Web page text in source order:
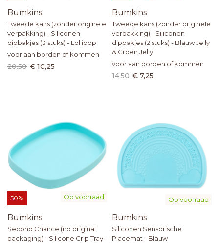
Bumkins
Tweede kans (zonder originele
verpakking) - Siliconen
dipbakjes (3 stuks) - Lollipop
voor aan borden of kommen
20.50 € 10,25
Bumkins
Tweede kans (zonder originele
verpakking) - Siliconen
dipbakjes (2 stuks) - Blauw Jelly
& Groen Jelly
voor aan borden of kommen
14.50 € 7,25
Op voorraad
50%
Bumkins
Second Chance (no original
packaging) - Silicone Grip Tray -
Op voorraad
Bumkins
Siliconen Sensorische
Placemat - Blauw